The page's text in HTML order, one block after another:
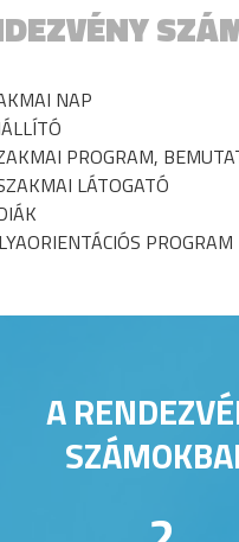
NAP
PROGRAM,
LÁTOGATÓ
PROGRAM
A